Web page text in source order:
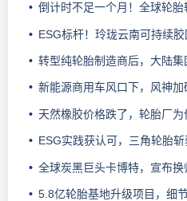
倒计时不足一个月！全球轮胎
ESG标杆！玲珑云南可持续
转型纯轮胎制造商后，大陆
新能源商用车风口下，风神
天然橡胶价格跌了，轮胎厂为
ESG实践获认可，三角轮胎
全球炭黑巨头卡博特，宣布换
5.8亿轮胎基地升级项目，细